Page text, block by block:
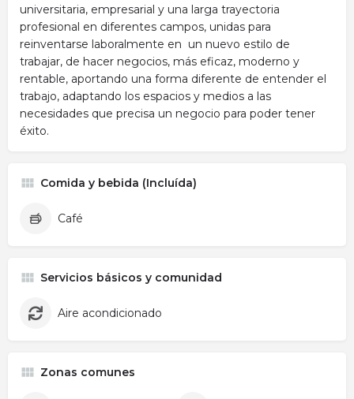
universitaria, empresarial y una larga trayectoria
profesional en diferentes campos, unidas para
reinventarse laboralmente en un nuevo estilo de
trabajar, de hacer negocios, más eficaz, moderno y
rentable, aportando una forma diferente de entender el
trabajo, adaptando los espacios y medios a las
necesidades que precisa un negocio para poder tener
éxito.
Comida y bebida (Incluída)
Café
Servicios básicos y comunidad
Aire acondicionado
Zonas comunes